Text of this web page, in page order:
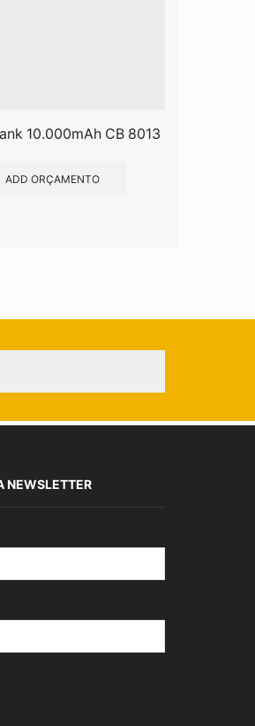
10.000mAh CB 8013
ADD ORÇAMENTO
NEWSLETTER